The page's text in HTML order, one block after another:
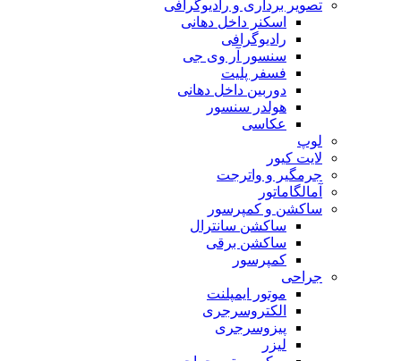
تصویر برداری و رادیوگرافی
اسکنر داخل دهانی
رادیوگرافی
سنسور آر وی جی
فسفر پلیت
دوربین داخل دهانی
هولدر سنسور
عکاسی
لوپ
لایت کیور
جرمگیر و واترجت
آمالگاماتور
ساکشن و کمپرسور
ساکشن سانترال
ساکشن برقی
کمپرسور
جراحی
موتور ایمپلنت
الکتروسرجری
پیزوسرجری
لیزر